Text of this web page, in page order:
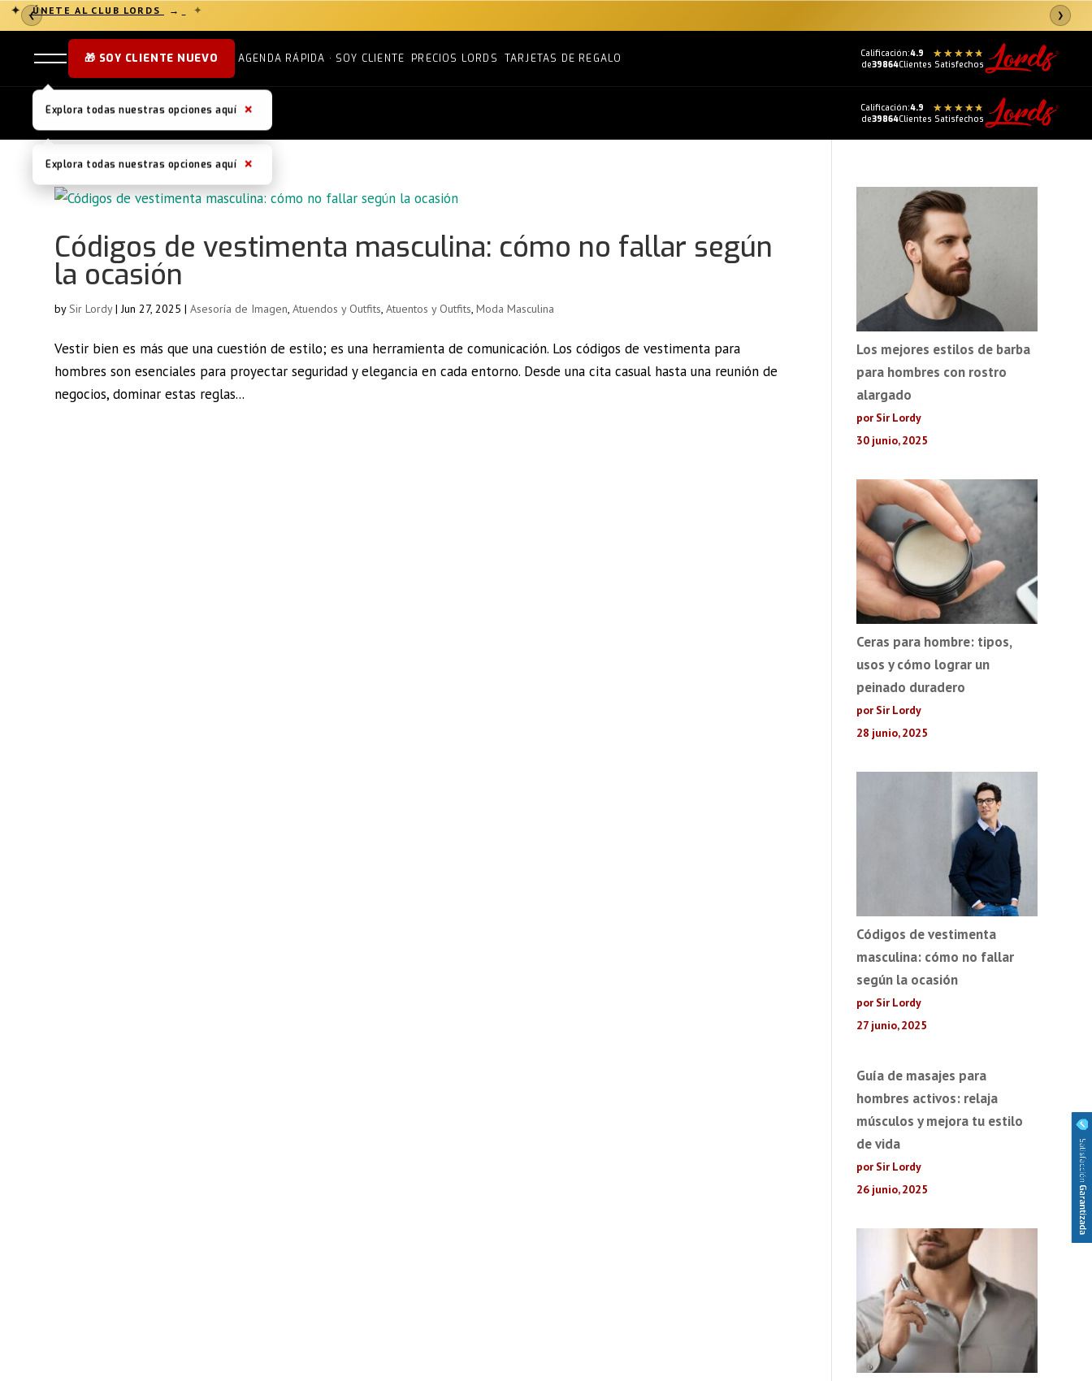
❮ ❯
✦ ÚNETE AL CLUB LORDS → ✦
Explora todas nuestras opciones aquí ×
🎁 SOY CLIENTE NUEVO AGENDA RÁPIDA · SOY CLIENTE PRECIOS LORDS TARJETAS DE REGALO Calificación:4.9
de39864Clientes Satisfechos
Explora todas nuestras opciones aquí ×
Calificación:4.9
de39864Clientes Satisfechos
Códigos de vestimenta masculina: cómo no fallar según
la ocasión
bySir Lordy|Jun 27, 2025 |Asesoría de Imagen,Atuendos y Outfits,Atuentos y Outfits,Moda Masculina
Vestir bien es más que una cuestión de estilo; es una herramienta de comunicación. Los códigos de vestimenta para
hombres son esenciales para proyectar seguridad y elegancia en cada entorno. Desde una cita casual hasta una reunión de
negocios, dominar estas reglas...
Los mejores estilos de barba
para hombres con rostro
alargado
por Sir Lordy
30 junio, 2025
Ceras para hombre: tipos,
usos y cómo lograr un
peinado duradero
por Sir Lordy
28 junio, 2025
Códigos de vestimenta
masculina: cómo no fallar
según la ocasión
por Sir Lordy
27 junio, 2025
Guía de masajes para
hombres activos: relaja
músculos y mejora tu estilo
de vida
por Sir Lordy
26 junio, 2025